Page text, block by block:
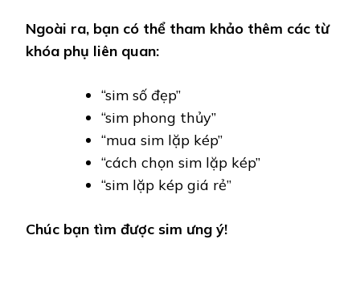
Ngoài ra, bạn có thể tham khảo thêm các từ
khóa phụ liên quan:
“sim số đẹp”
“sim phong thủy”
“mua sim lặp kép”
“cách chọn sim lặp kép”
“sim lặp kép giá rẻ”
Chúc bạn tìm được sim ưng ý!